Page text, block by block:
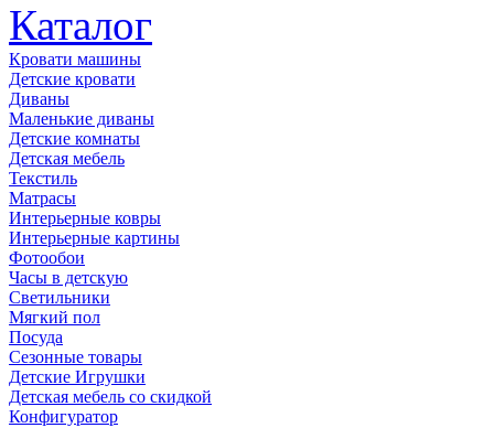
Каталог
Кровати машины
Детские кровати
Диваны
Маленькие диваны
Детские комнаты
Детская мебель
Текстиль
Матрасы
Интерьерные ковры
Интерьерные картины
Фотообои
Часы в детскую
Светильники
Мягкий пол
Посуда
Сезонные товары
Детские Игрушки
Детская мебель со скидкой
Конфигуратор